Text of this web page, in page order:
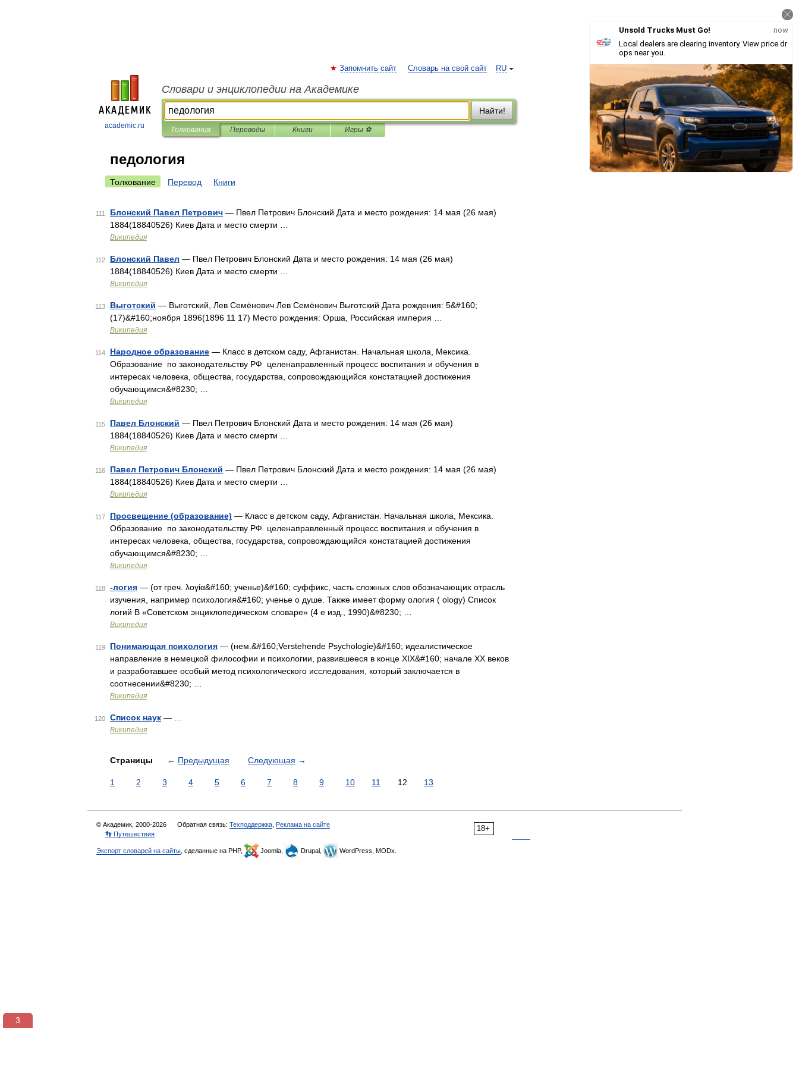
academic.ru
RU
Запомнить сайт Словарь на свой сайт
Словари и энциклопедии на Академике
Найти!
Толкования Переводы Книги Игры ⚽
педология
Толкование Перевод Книги
111 Блонский Павел Петрович — Пвел Петрович Блонский Дата и место рождения: 14 мая (26 мая)
1884(18840526) Киев Дата и место смерти …
Википедия
112 Блонский Павел — Пвел Петрович Блонский Дата и место рождения: 14 мая (26 мая)
1884(18840526) Киев Дата и место смерти …
Википедия
113 Выготский — Выготский, Лев Семёнович Лев Семёнович Выготский Дата рождения: 5&#160;
(17)&#160;ноября 1896(1896 11 17) Место рождения: Орша, Российская империя …
Википедия
114 Народное образование — Класс в детском саду, Афганистан. Начальная школа, Мексика.
Образование по законодательству РФ целенаправленный процесс воспитания и обучения в
интересах человека, общества, государства, сопровождающийся констатацией достижения
обучающимся&#8230; …
Википедия
115 Павел Блонский — Пвел Петрович Блонский Дата и место рождения: 14 мая (26 мая)
1884(18840526) Киев Дата и место смерти …
Википедия
116 Павел Петрович Блонский — Пвел Петрович Блонский Дата и место рождения: 14 мая (26 мая)
1884(18840526) Киев Дата и место смерти …
Википедия
117 Просвещение (образование) — Класс в детском саду, Афганистан. Начальная школа, Мексика.
Образование по законодательству РФ целенаправленный процесс воспитания и обучения в
интересах человека, общества, государства, сопровождающийся констатацией достижения
обучающимся&#8230; …
Википедия
118 -логия — (от греч. λογία&#160; ученье)&#160; суффикс, часть сложных слов обозначающих отрасль
изучения, например психология&#160; ученье о душе. Также имеет форму ология ( ology) Список
логий В «Советском энциклопедическом словаре» (4 е изд., 1990)&#8230; …
Википедия
119 Понимающая психология — (нем.&#160;Verstehende Psychologie)&#160; идеалистическое
направление в немецкой философии и психологии, развившееся в конце XIX&#160; начале XX веков
и разработавшее особый метод психологического исследования, который заключается в
соотнесении&#8230; …
Википедия
120 Список наук — …
Википедия
Страницы ← Предыдущая Следующая →
1 2 3 4 5 6 7 8 9 10 11 12 13
18+
© Академик, 2000-2026 Обратная связь: Техподдержка Реклама на сайте
👣 Путешествия
Экспорт словарей на сайты , сделанные на PHP, Joomla, Drupal, WordPress, MODx.
2